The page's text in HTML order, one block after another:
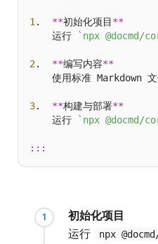
1 . **初始化项目 **
    运行
`npx @docmd/
2. **编写内容**
使用标准 Markdown 文
3. **构建与部署**
    运行
`npx @docmd/
:::
初始化项目
运行
npx